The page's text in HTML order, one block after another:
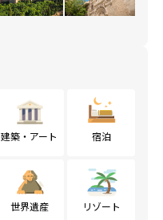
建築・アート 宿泊
世界遺産 リゾート